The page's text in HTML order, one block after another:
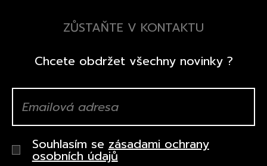
ZŮSTAŇTE V KONTAKTU
Chcete obdržet všechny novinky ?
Souhlasím sezásadami ochrany
osobních údajů